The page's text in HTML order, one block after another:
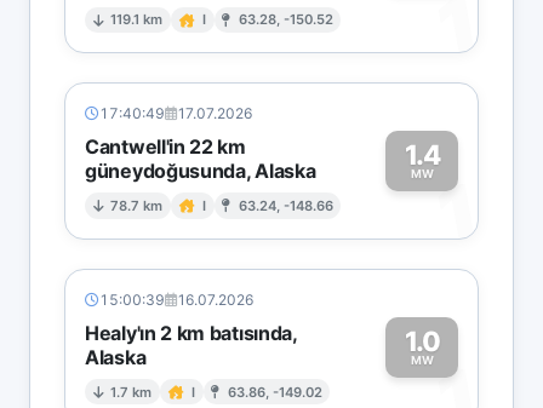
119.1 km I 63.28, -150.52 1
17:40:49 17.07.2026
Cantwell'in 22 km
güneydoğusunda, Alaska
78.7 km I 63.24, -148.66
1.4
MW1
15:00:39 16.07.2026
Healy'ın 2 km batısında,
Alaska
1.7 km I 63.86, -149.02
1.0
MW